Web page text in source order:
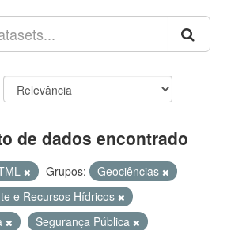
de dados encontrado
Grupos:
Geociências
e Recursos Hídricos
Segurança Pública